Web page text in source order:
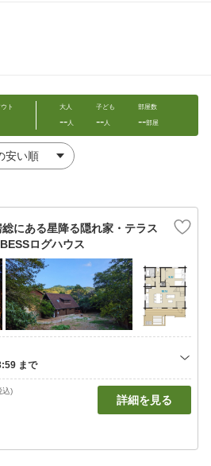
ト 大人
--人
子ども
--人
部屋数
--部屋
総にある星降る隠れ家・テラス
ログハウス
込)
詳細を見る